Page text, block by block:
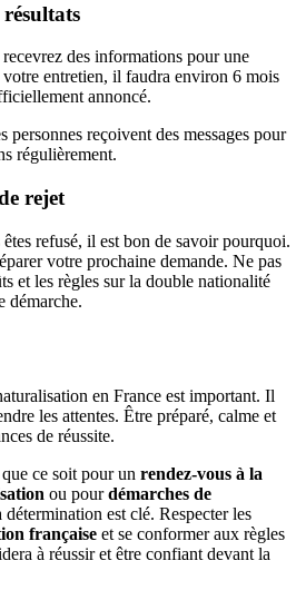
des informations pour une
entretien, il faudra environ 6 mois
annoncé.
reçoivent des messages pour
régulièrement.
rejet
refusé, il est bon de savoir pourquoi.
votre prochaine demande. Ne pas
et les règles sur la double nationalité
démarche.
en France est important. Il
les attentes. Être préparé, calme et
de réussite.
ce soit pour un rendez-vous à la
ou pourdémarches de
détermination est clé. Respecter les
française et se conformer aux règles
à réussir et être confiant devant la